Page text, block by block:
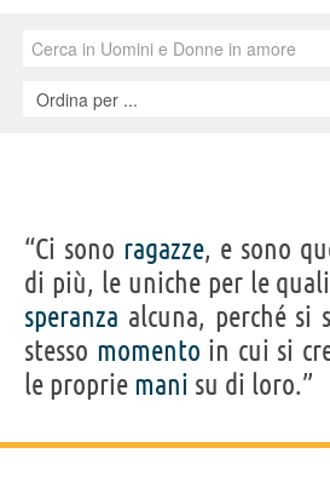
“Ci sono ragazze, e sono
di più, le uniche per le
speranza alcuna, perché si
stesso momento in cui si
le proprie mani su di loro.”